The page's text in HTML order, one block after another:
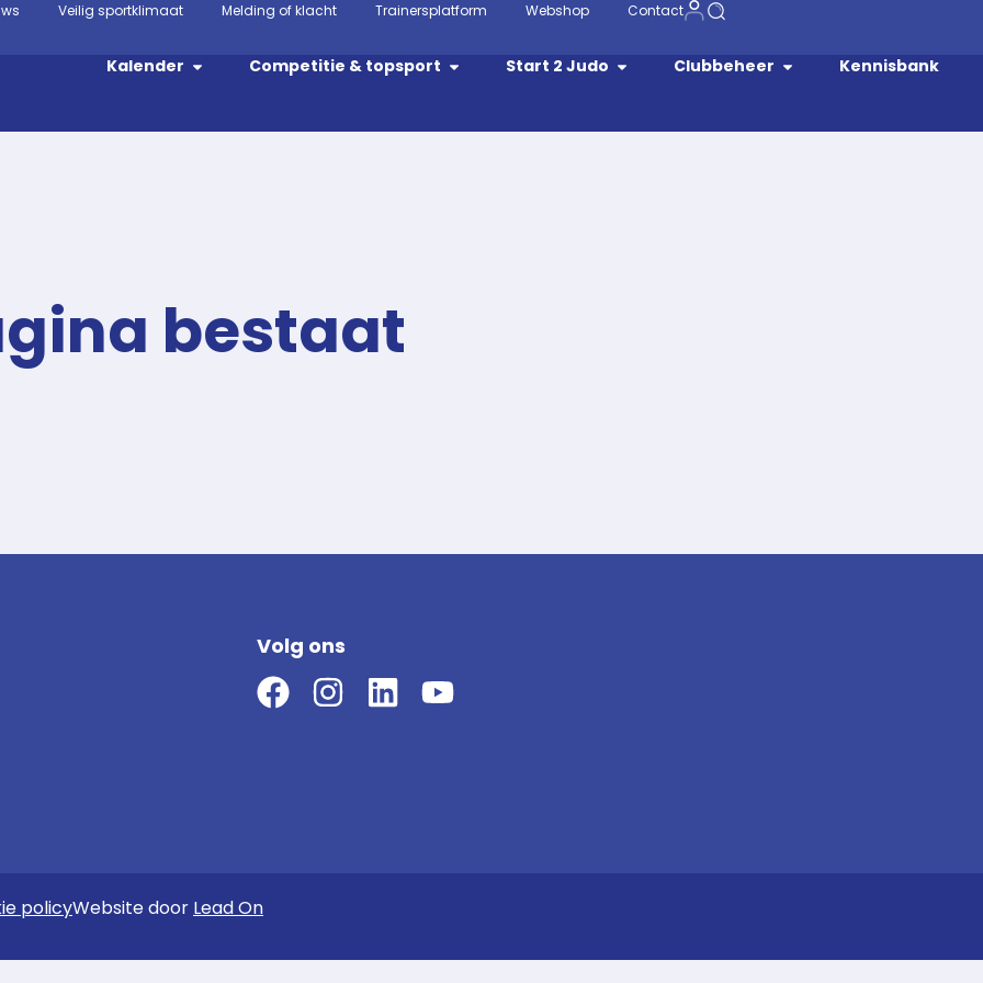
Veilig sportklimaat Melding of klacht Trainersplatform Webshop Contact
Kalender Competitie & topsport Start 2 Judo Clubbeheer Kennisbank
bestaat
Volg ons
policyWebsite door Lead On